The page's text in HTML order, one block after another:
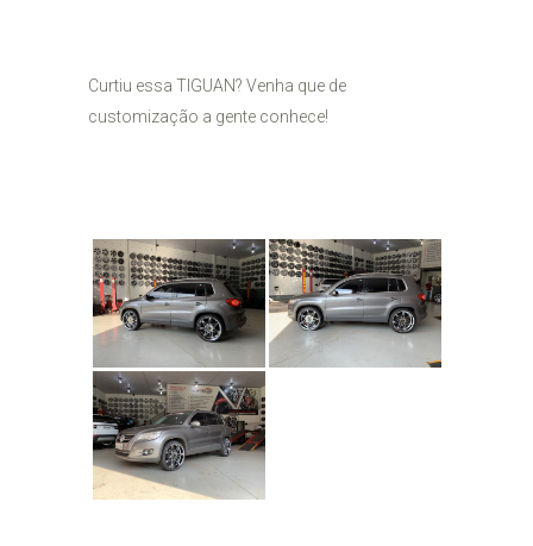
Curtiu essa TIGUAN? Venha que de
customização a gente conhece!